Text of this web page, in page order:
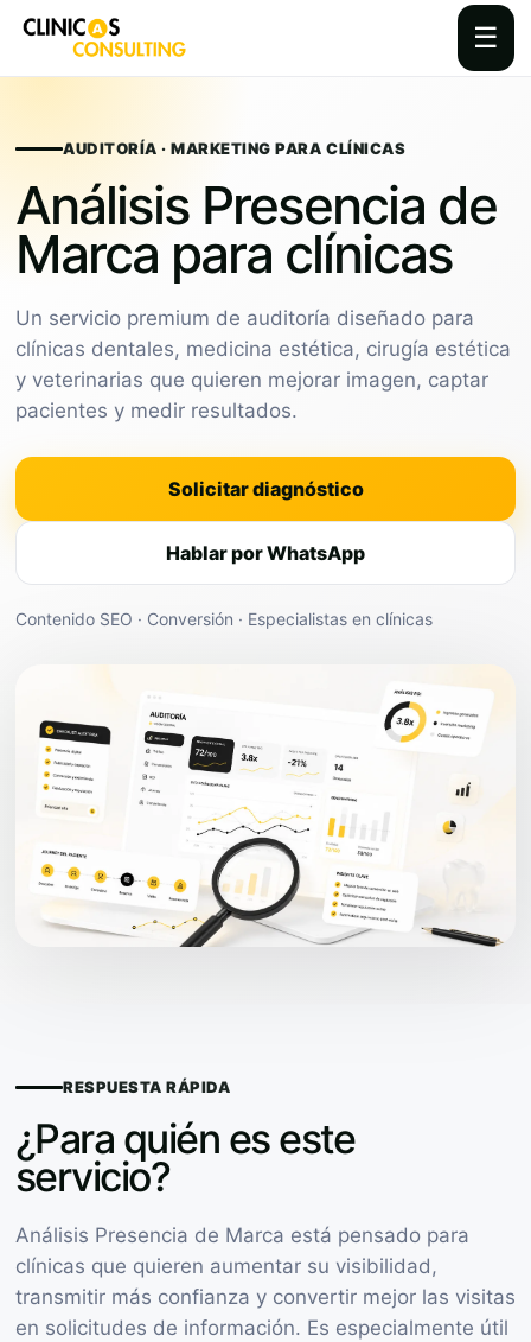
☰
contentAUDITORÍA · MARKETING PARA CLÍNICAS
Análisis Presencia de
Marca para clínicas
Un servicio premium de auditoría diseñado para
clínicas dentales, medicina estética, cirugía estética
y veterinarias que quieren mejorar imagen, captar
pacientes y medir resultados.
Solicitar diagnóstico
Hablar por WhatsApp
Contenido SEO · Conversión · Especialistas en clínicas
RESPUESTA RÁPIDA
¿Para quién es este
servicio?
Análisis Presencia de Marca está pensado para
clínicas que quieren aumentar su visibilidad,
transmitir más confianza y convertir mejor las visitas
en solicitudes de información. Es especialmente útil